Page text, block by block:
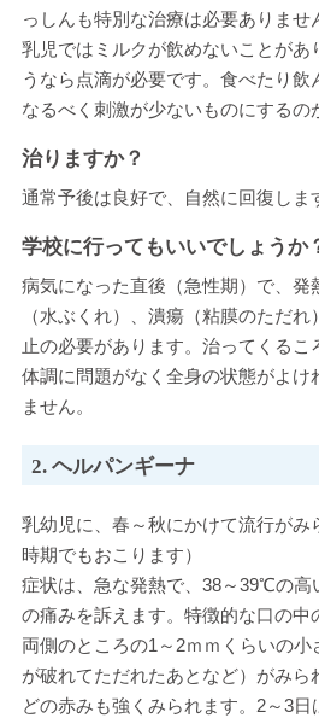
っしんも特別な治療は必要ありませ
乳児ではミルクが飲めないことがあ
うなら点滴が必要です。食べたり飲
なるべく刺激が少ないものにするの
治りますか？
通常予後は良好で、自然に回復しま
学校に行ってもいいでしょうか
病気になった直後（急性期）で、発
（水ぶくれ）、潰瘍（粘膜のただ
止の必要があります。治ってくるこ
体調に問題がなく全身の状態がよけ
ません。
2. ヘルパンギーナ
乳幼児に、春～秋にかけて流行がみ
時期でもおこります）
症状は、急な発熱で、38～39℃の高
の痛みを訴えます。特徴的な口の中
両側のところの1～2ｍｍくらいの
が破れてただれたあとなど）がみら
どの赤みも強くみられます。2～3